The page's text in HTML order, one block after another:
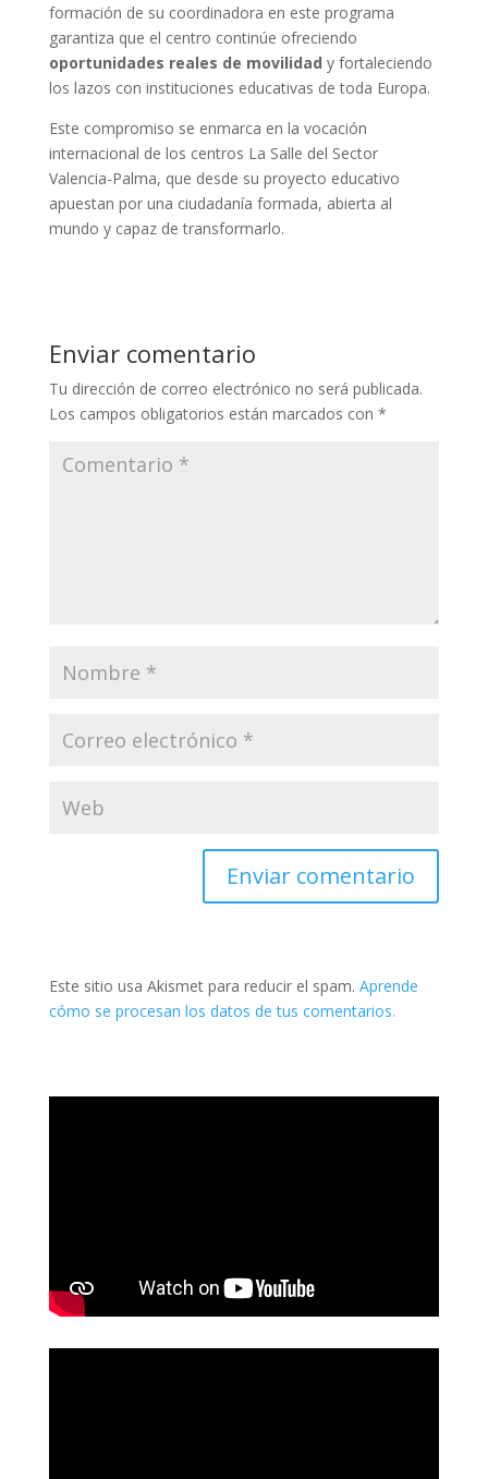
formación de su coordinadora en este programa
garantiza que el centro continúe ofreciendo
oportunidades reales de movilidad y fortaleciendo
los lazos con instituciones educativas de toda Europa.
Este compromiso se enmarca en la vocación
internacional de los centros La Salle del Sector
Valencia-Palma, que desde su proyecto educativo
apuestan por una ciudadanía formada, abierta al
mundo y capaz de transformarlo.
Enviar comentario
Tu dirección de correo electrónico no será publicada.
Los campos obligatorios están marcados con *
Este sitio usa Akismet para reducir el spam. Aprende
cómo se procesan los datos de tus comentarios.